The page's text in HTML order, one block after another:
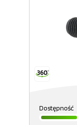
Dostępność